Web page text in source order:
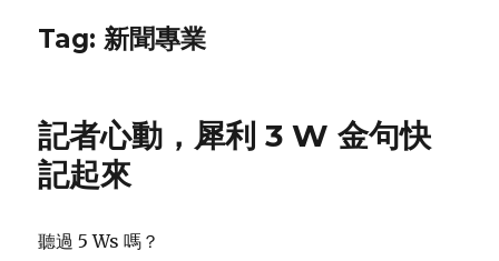
Tag: 新聞專業
記者心動，犀利 3 W 金句快
記起來
聽過 5 Ws 嗎？